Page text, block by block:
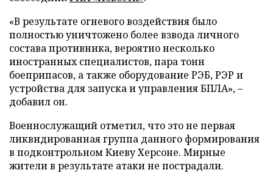
«В результате огневого воздействия было
полностью уничтожено более взвода личного
состава противника, вероятно несколько
иностранных специалистов, пара тонн
боеприпасов, а также оборудование РЭБ, РЭР и
устройства для запуска и управления БПЛА», –
добавил он.
Военнослужащий отметил, что это не первая
ликвидированная группа данного формирования
в подконтрольном Киеву Херсоне. Мирные
жители в результате атаки не пострадали.